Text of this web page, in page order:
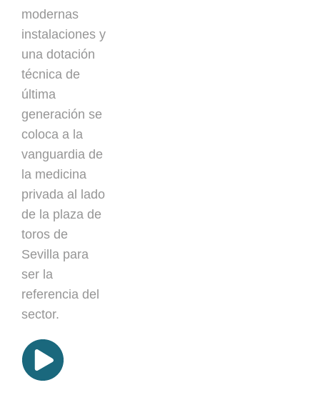
modernas
instalaciones y
una dotación
técnica de
última
generación se
coloca a la
vanguardia de
la medicina
privada al lado
de la plaza de
toros de
Sevilla para
ser la
referencia del
sector.